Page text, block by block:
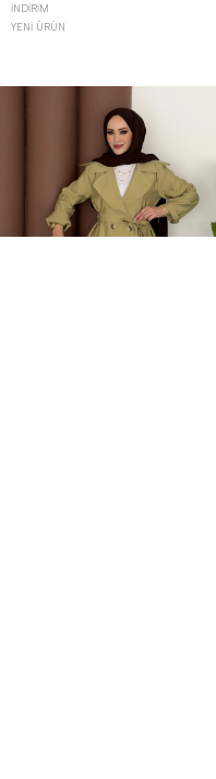
İNDIRIM
YENI ÜRÜN